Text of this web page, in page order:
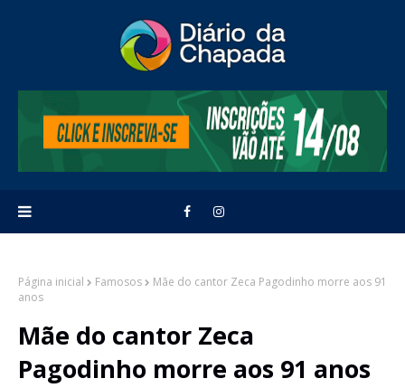
Página inicial Famosos
Mãe do cantor Zeca Pagodinho morre aos 91
anos
Mãe do cantor Zeca
Pagodinho morre aos 91 anos